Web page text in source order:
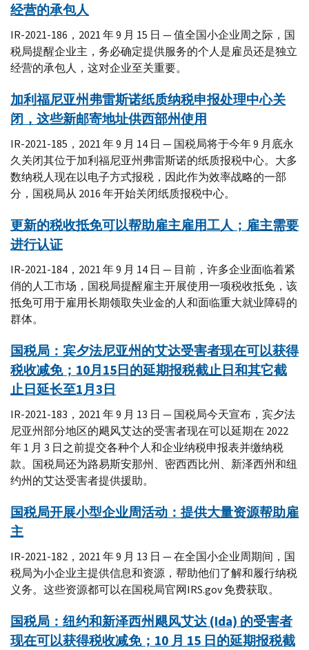
经营的承包人
IR-2021-186，2021 年 9 月 15 日 — 值全国小企业周之际，国
税局提醒企业主，务必确定提供服务的个人是雇员还是独立
经营的承包人，这对企业至关重要。
加利福尼亚州弗雷斯诺纸质纳税申报处理中心关
闭，这些新邮寄地址供西部州使用
IR-2021-185，2021 年 9 月 14 日 — 国税局将于今年 9 月底永
久关闭其位于加利福尼亚州弗雷斯诺的纸质报税中心。大多
数纳税人现在以电子方式报税，因此作为效率战略的一部
分，国税局从 2016 年开始关闭纸质报税中心。
更新的税收抵免可以帮助雇主雇用工人；雇主需要
进行认证
IR-2021-184，2021 年 9 月 14 日 — 目前，许多企业面临着紧
俏的人工市场，国税局提醒雇主开展使用一项税收抵免，该
抵免可用于雇用长期领取失业金的人和面临重大就业障碍的
群体。
国税局：宾夕法尼亚州的艾达受害者现在可以获得
税收减免；10月15日的延期报税截止日和其它截
止日延长至1月3日
IR-2021-183，2021 年 9 月 13 日 — 国税局今天宣布，宾夕法
尼亚州部分地区的飓风艾达的受害者现在可以延期在 2022
年 1 月 3 日之前提交各种个人和企业纳税申报表并缴纳税
款。国税局还为路易斯安那州、密西西比州、新泽西州和纽
约州的艾达受害者提供援助。
国税局开展小型企业周活动：提供大量资源帮助雇
主
IR-2021-182，2021 年 9 月 13 日 — 在全国小企业周期间，国
税局为小企业主提供信息和资源，帮助他们了解和履行纳税
义务。这些资源都可以在国税局官网IRS.gov 免费获取。
国税局：纽约和新泽西州飓风艾达 (Ida) 的受害者
现在可以获得税收减免；10 月 15 日的延期报税截